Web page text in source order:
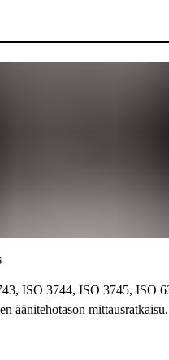
ISO 3744, ISO 3745, ISO
äänitehotason mittausratkaisu.